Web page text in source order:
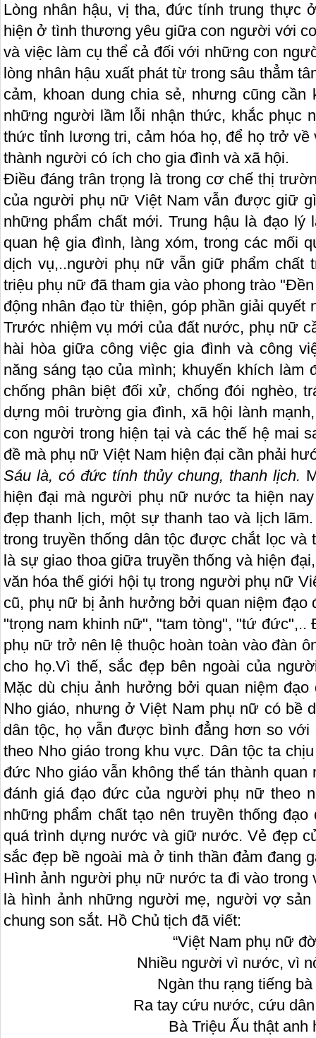
Lòng nhân hậu, vị tha, đức tính trung thực
hiện ở tình thương yêu giữa con người với
và việc làm cụ thể cả đối với những con
lòng nhân hậu xuất phát từ trong sâu thẳm
cảm, khoan dung chia sẻ, nhưng cũng cần
những người lầm lỗi nhận thức, khắc phục
thức tỉnh lương tri, cảm hóa họ, để họ trở
thành người có ích cho gia đình và xã hội.
Điều đáng trân trọng là trong cơ chế thị
của người phụ nữ Việt Nam vẫn được giữ
những phẩm chất mới. Trung hậu là đạo lý
quan hệ gia đình, làng xóm, trong các mối
dịch vụ,..người phụ nữ vẫn giữ phẩm chất
triệu phụ nữ đã tham gia vào phong trào
động nhân đạo từ thiện, góp phần giải
Trước nhiệm vụ mới của đất nước, phụ nữ
hài hòa giữa công việc gia đình và công
năng sáng tạo của mình; khuyến khích làm
chống phân biệt đối xử, chống đói nghèo,
dựng môi trường gia đình, xã hội lành
con người trong hiện tại và các thế hệ mai
đề mà phụ nữ Việt Nam hiện đại cần phải
Sáu là, có đức tính thủy chung, thanh lịch.
hiện đại mà người phụ nữ nước ta hiện
đẹp thanh lịch, một sự thanh tao và lịch
trong truyền thống dân tộc được chắt lọc và
là sự giao thoa giữa truyền thống và hiện
văn hóa thế giới hội tụ trong người phụ nữ
cũ, phụ nữ bị ảnh hưởng bởi quan niệm
"trọng nam khinh nữ", "tam tòng", "tứ
phụ nữ trở nên lệ thuộc hoàn toàn vào đàn
cho họ.Vì thế, sắc đẹp bên ngoài của
Mặc dù chịu ảnh hưởng bởi quan niệm
Nho giáo, nhưng ở Việt Nam phụ nữ có bề
dân tộc, họ vẫn được bình đẳng hơn so
theo Nho giáo trong khu vực. Dân tộc ta
đức Nho giáo vẫn không thể tán thành
đánh giá đạo đức của người phụ nữ theo
những phẩm chất tạo nên truyền thống
quá trình dựng nước và giữ nước. Vẻ đẹp
sắc đẹp bề ngoài mà ở tinh thần đảm đang
Hình ảnh người phụ nữ nước ta đi vào trong
là hình ảnh những người mẹ, người vợ sản
chung son sắt. Hồ Chủ tịch đã viết:
“Việt Nam phụ nữ
Nhiều người vì nước, vì
Ngàn thu rạng tiếng
Ra tay cứu nước, cứu
Bà Triệu Ấu thật anh